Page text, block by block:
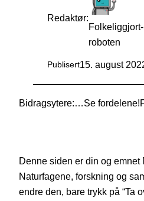
Redaktør:
Folkeliggjort-
roboten
Publisert15. august
Bidragsytere: Se fordelene!
Denne siden er din og emnet
Naturfagene, forskning og
endre den, bare trykk på “Ta